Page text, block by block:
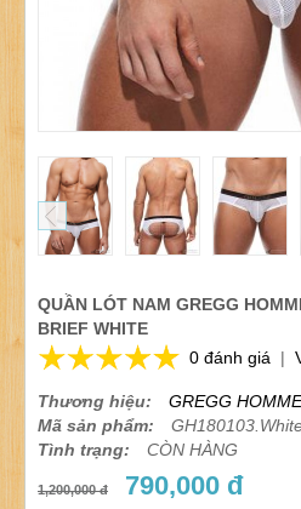
QUẦN LÓT NAM GREGG
BRIEF WHITE
0 đánh giá |
Thương hiệu:
GREGG HOMME
Mã sản phẩm:
Tình trạng:
CÒN HÀNG
1,200,000 đ 790,000 đ